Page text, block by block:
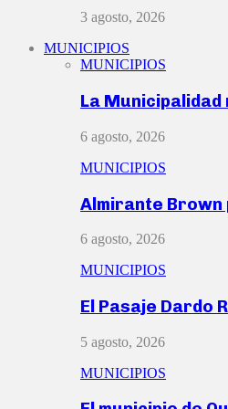
3 agosto, 2026
MUNICIPIOS
MUNICIPIOS
La
6 agosto, 2026
MUNICIPIOS
Almirante
6 agosto, 2026
MUNICIPIOS
El Pasaje Dardo
5 agosto, 2026
MUNICIPIOS